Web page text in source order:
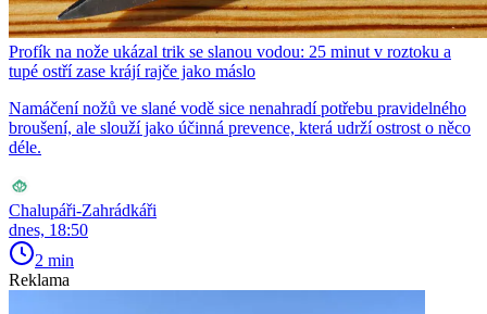
Profík na nože ukázal trik se slanou vodou: 25 minut v roztoku a
tupé ostří zase krájí rajče jako máslo
Namáčení nožů ve slané vodě sice nenahradí potřebu pravidelného
broušení, ale slouží jako účinná prevence, která udrží ostrost o něco
déle.
Chalupáři-Zahrádkáři
dnes, 18:50
2 min
Reklama